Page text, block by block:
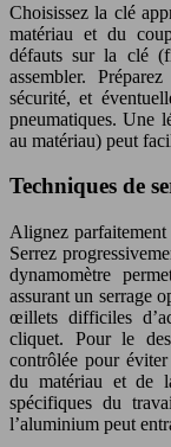
Choisissez la clé
matériau et du
défauts sur la clé
assembler.
sécurité, et
pneumatiques. Une
au matériau) peut
Techniques de
Alignez
Serrez
dynamomètre
assurant un serrage
œillets difficiles
cliquet. Pour le
contrôlée pour
du matériau et de
spécifiques du
l’aluminium peut